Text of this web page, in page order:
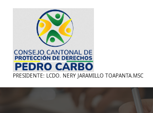
Saltar
contenido
PRESIDENTE: LCDO. NERY JARAMILLO TOAPANTA.MSC